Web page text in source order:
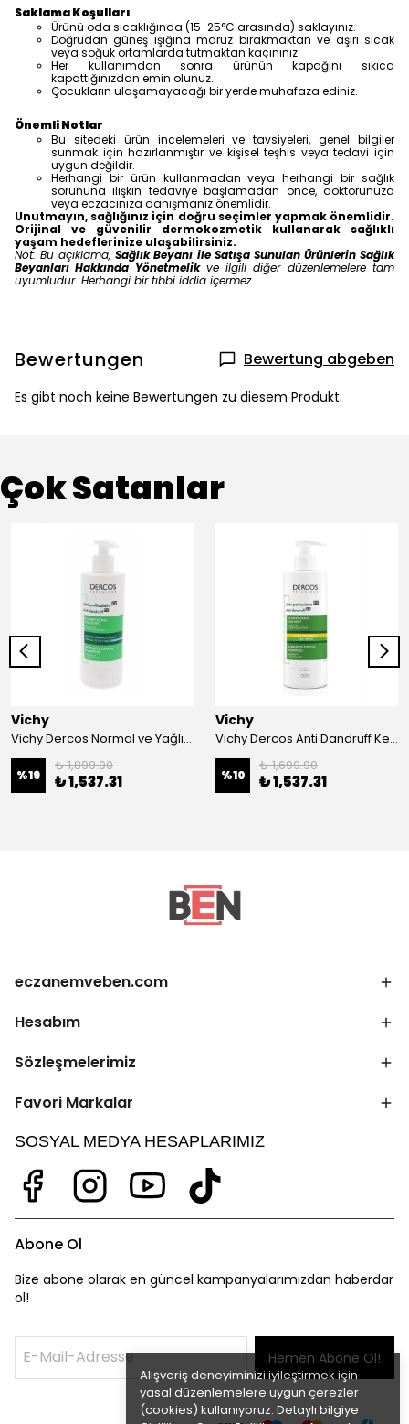
Alışveriş deneyiminizi iyileştirmek için
yasal düzenlemelere uygun çerezler
(cookies) kullanıyoruz. Detaylı bilgiye
Saklama Koşulları
Ürünü oda sıcaklığında (15-25°C arasında) saklayınız.
Doğrudan güneş ışığına maruz bırakmaktan ve aşırı sıcak
veya soğuk ortamlarda tutmaktan kaçınınız.
Her kullanımdan sonra ürünün kapağını sıkıca
kapattığınızdan emin olunuz.
Çocukların ulaşamayacağı bir yerde muhafaza ediniz.
Önemli Notlar
Bu sitedeki ürün incelemeleri ve tavsiyeleri, genel bilgiler
sunmak için hazırlanmıştır ve kişisel teşhis veya tedavi için
uygun değildir.
Herhangi bir ürün kullanmadan veya herhangi bir sağlık
sorununa ilişkin tedaviye başlamadan önce, doktorunuza
veya eczacınıza danışmanız önemlidir.
Unutmayın, sağlığınız için doğru seçimler yapmak önemlidir.
Orijinal ve güvenilir dermokozmetik kullanarak sağlıklı
yaşam hedeflerinize ulaşabilirsiniz.
Not: Bu açıklama,Sağlık Beyanı ile Satışa Sunulan Ürünlerin Sağlık
Beyanları Hakkında Yönetmelikve ilgili diğer düzenlemelere tam
uyumludur. Herhangi bir tıbbi iddia içermez.
Bewertungen Bewertung abgeben
Es gibt noch keine Bewertungen zu diesem Produkt.
Çok Satanlar
Vichy
Vichy Dercos Normal ve Yağlı Saçlar İçin Kepek Karşıtı Şampuan 390 ml
%19
₺ 1,899.90
₺ 1,537.31
Vichy
Vichy Dercos Anti Dandruff Kepek Karşıtı Şampuan 390 ml - Kuru Saçlar
%10
₺ 1,699.90
₺ 1,537.31
eczanemveben.com
Hesabım
Sözleşmelerimiz
Favori Markalar
SOSYAL MEDYA HESAPLARIMIZ
Abone Ol
Bize abone olarak en güncel kampanyalarımızdan haberdar
ol!
Hemen Abone Ol!